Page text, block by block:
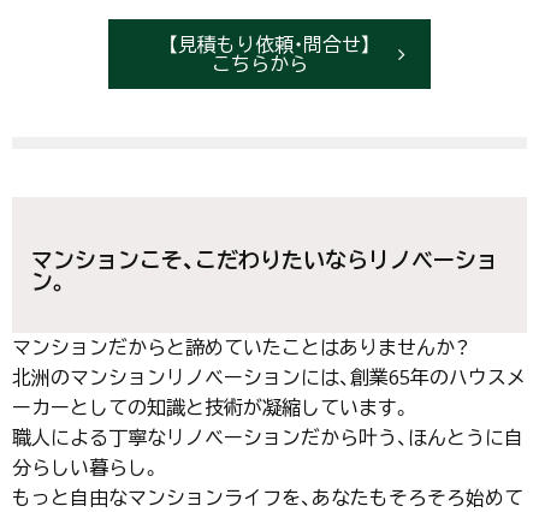
【見積もり依頼・問合せ】
こちらから
マンションこそ、こだわりたいならリノベーショ
ン。
マンションだからと諦めていたことはありませんか？
北洲のマンションリノベーションには、創業65年のハウスメ
ーカーとしての知識と技術が凝縮しています。
職人による丁寧なリノベーションだから叶う、ほんとうに自
分らしい暮らし。
もっと自由なマンションライフを、あなたもそろそろ始めて